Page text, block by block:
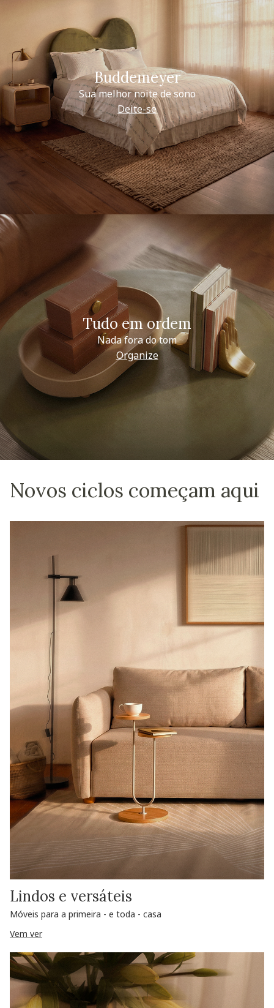
Buddemeyer
Sua melhor noite de sono
Deite-se
Tudo em ordem
Nada fora do tom
Organize
Novos ciclos começam aqui
Lindos e versáteis
Móveis para a primeira - e toda - casa
Vem ver